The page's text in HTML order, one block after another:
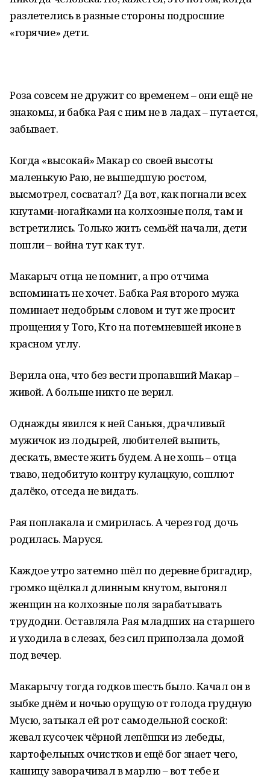
разлетелись в разные стороны подросшие
«горячие» дети.
Роза совсем не дружит со временем – они ещё не
знакомы, и бабка Рая с ним не в ладах – путается,
забывает.
Когда «высокай» Макар со своей высоты
маленькую Раю, не вышедшую ростом,
высмотрел, сосватал? Да вот, как погнали всех
кнутами-ногайками на колхозные поля, там и
встретились. Только жить семьёй начали, дети
пошли – война тут как тут.
Макарыч отца не помнит, а про отчима
вспоминать не хочет. Бабка Рая второго мужа
поминает недобрым словом и тут же просит
прощения у Того, Кто на потемневшей иконе в
красном углу.
Верила она, что без вести пропавший Макар –
живой. А больше никто не верил.
Однажды явился к ней Санькя, драчливый
мужичок из лодырей, любителей выпить,
дескать, вместе жить будем. А не хошь – отца
тваво, недобитую контру кулацкую, сошлют
далёко, отседа не видать.
Рая поплакала и смирилась. А через год дочь
родилась. Маруся.
Каждое утро затемно шёл по деревне бригадир,
громко щёлкал длинным кнутом, выгонял
женщин на колхозные поля зарабатывать
трудодни. Оставляла Рая младших на старшего
и уходила в слезах, без сил приползала домой
под вечер.
Макарычу тогда годков шесть было. Качал он в
зыбке днём и ночью орущую от голода грудную
Мусю, затыкал ей рот самодельной соской:
жевал кусочек чёрной лепёшки из лебеды,
картофельных очистков и ещё бог знает чего,
кашицу заворачивал в марлю – вот тебе и